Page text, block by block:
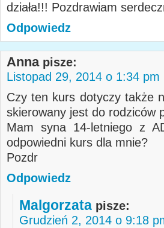
działa!!! Pozdrawiam
Odpowiedz
Anna pisze:
Listopad 29, 2014 o 1:34 pm
Czy ten kurs dotyczy także
skierowany jest do rodziców
Mam syna 14-letniego z
odpowiedni kurs dla mnie?
Pozdr
Odpowiedz
Malgorzata pisze:
Grudzień 2, 2014 o 9:18